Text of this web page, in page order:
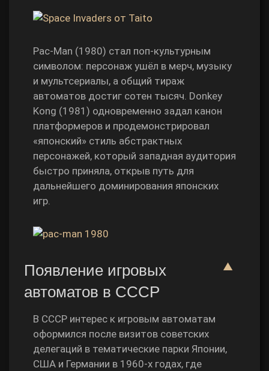
Pac‑Man (1980) стал поп‑культурным
символом: персонаж ушёл в мерч, музыку
и мультсериалы, а общий тираж
автоматов достиг сотен тысяч. Donkey
Kong (1981) одновременно задал канон
платформеров и продемонстрировал
«японский» стиль абстрактных
персонажей, который западная аудитория
быстро приняла, открыв путь для
дальнейшего доминирования японских
игр.
▲
Появление игровых
автоматов в СССР
В СССР интерес к игровым автоматам
оформился после визитов советских
делегаций в тематические парки Японии,
США и Германии в 1960‑х годах, где